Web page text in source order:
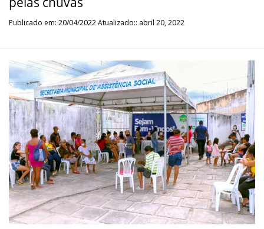
Publicado em: 20/04/2022 Atualizado:: abril 20, 2022